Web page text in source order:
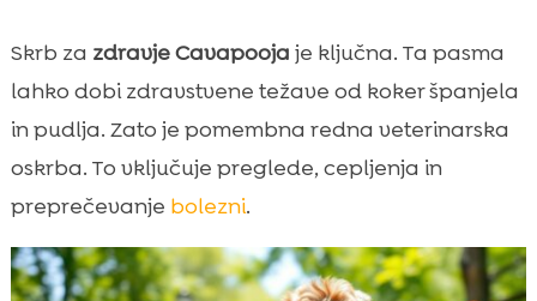
Skrb za zdravje Cavapooja je ključna. Ta pasma
lahko dobi zdravstvene težave od koker španjela
in pudlja. Zato je pomembna redna veterinarska
oskrba. To vključuje preglede, cepljenja in
preprečevanje bolezni.